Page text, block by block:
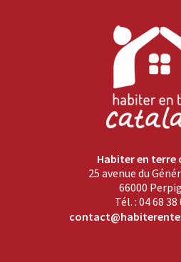
Habiter en terre
25 avenue du
66000
Tél. : 04 68 38